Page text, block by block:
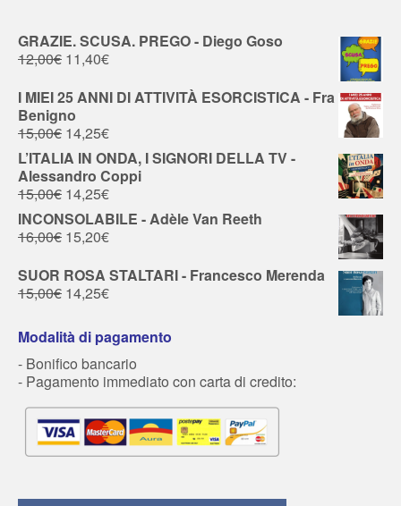
GRAZIE. SCUSA. PREGO - Diego Goso
12,00€ 11,40€
I MIEI 25 ANNI DI ATTIVITÀ ESORCISTICA - Fra
Benigno
15,00€ 14,25€
L’ITALIA IN ONDA, I SIGNORI DELLA TV -
Alessandro Coppi
15,00€ 14,25€
INCONSOLABILE - Adèle Van Reeth
16,00€ 15,20€
SUOR ROSA STALTARI - Francesco Merenda
15,00€ 14,25€
Modalità di pagamento
- Bonifico bancario
- Pagamento immediato con carta di credito: